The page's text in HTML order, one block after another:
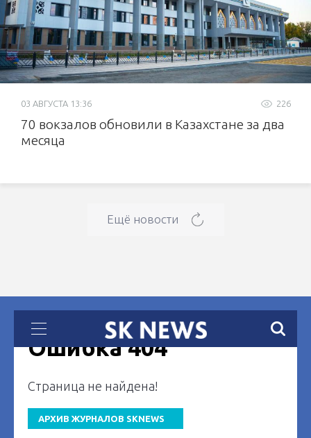
226
03 АВГУСТА 13:36
70 вокзалов обновили в Казахстане за два
месяца
Ещё новости